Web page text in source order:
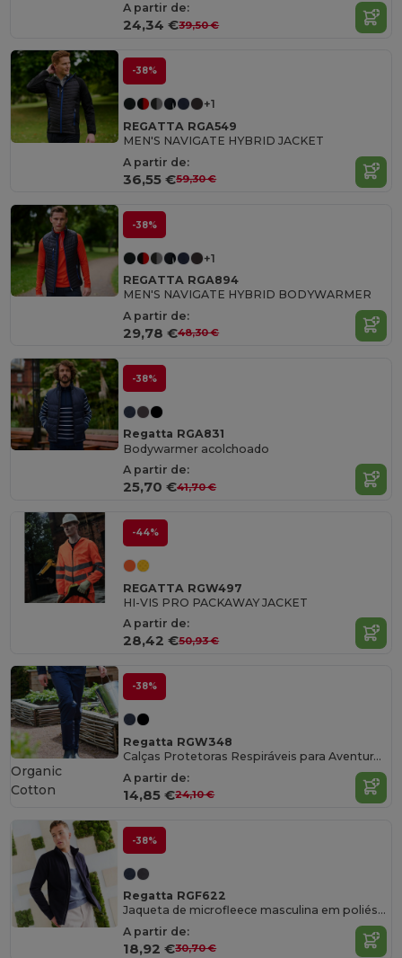
A partir de:
24,34 €39,50 €
-38%
+1
REGATTA RGA549
MEN'S NAVIGATE HYBRID JACKET
A partir de:
36,55 €59,30 €
-38%
+1
REGATTA RGA894
MEN'S NAVIGATE HYBRID BODYWARMER
A partir de:
29,78 €48,30 €
-38%
Regatta RGA831
Bodywarmer acolchoado
A partir de:
25,70 €41,70 €
-44%
REGATTA RGW497
HI-VIS PRO PACKAWAY JACKET
A partir de:
28,42 €50,93 €
-38%
Regatta RGW348
Calças Protetoras Respiráveis para Aventura ao Ar Livre
A partir de:
14,85 €24,10 €
Organic
Cotton
-38%
Regatta RGF622
Jaqueta de microfleece masculina em poliéster reciclado
A partir de:
18,92 €30,70 €